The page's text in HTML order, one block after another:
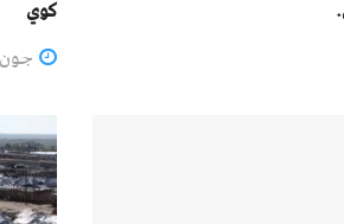
کوي
جون 17, 2023